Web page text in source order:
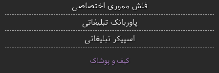
فلش مموری اختصاصی
پاوربانک تبلیغاتی
اسپیکر تبلیغاتی
کیف و پوشاک